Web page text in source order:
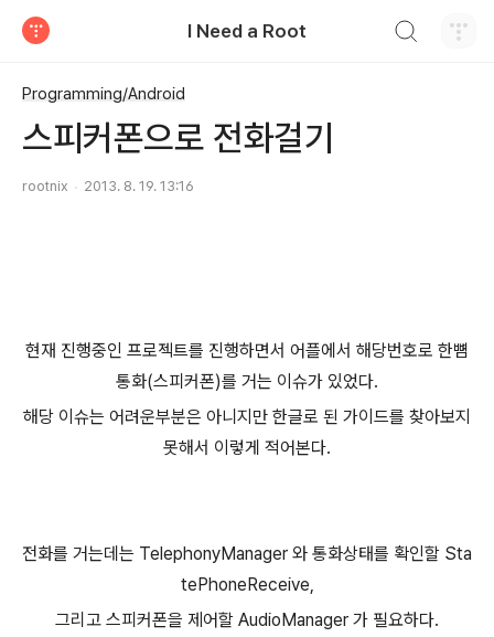
I Need a Root
Programming/Android
스피커폰으로 전화걸기
rootnix 2013. 8. 19. 13:16
현재 진행중인 프로젝트를 진행하면서 어플에서 해당번호로 한뼘
통화(스피커폰)를 거는 이슈가 있었다.
해당 이슈는 어려운부분은 아니지만 한글로 된 가이드를 찾아보지
못해서 이렇게 적어본다.
전화를 거는데는 TelephonyManager 와 통화상태를 확인할 Sta
tePhoneReceive,
그리고 스피커폰을 제어할 AudioManager 가 필요하다.